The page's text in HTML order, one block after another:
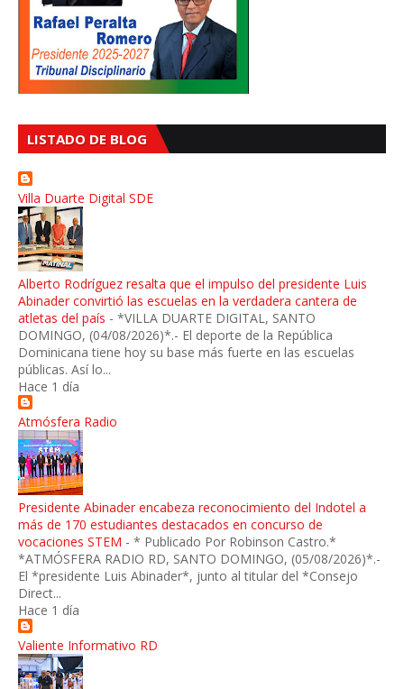
LISTADO DE BLOG
Villa Duarte Digital SDE
Alberto Rodríguez resalta que el impulso del presidente Luis
Abinader convirtió las escuelas en la verdadera cantera de
atletas del país - *VILLA DUARTE DIGITAL, SANTO
DOMINGO, (04/08/2026)*.- El deporte de la República
Dominicana tiene hoy su base más fuerte en las escuelas
públicas. Así lo...
Hace 1 día
Atmósfera Radio
Presidente Abinader encabeza reconocimiento del Indotel a
más de 170 estudiantes destacados en concurso de
vocaciones STEM - * Publicado Por Robinson Castro.*
*ATMÓSFERA RADIO RD, SANTO DOMINGO, (05/08/2026)*.-
El *presidente Luis Abinader*, junto al titular del *Consejo
Direct...
Hace 1 día
Valiente Informativo RD